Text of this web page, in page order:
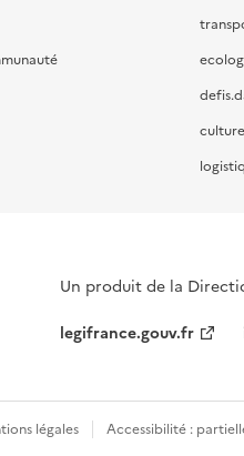
Un produit de la
legifrance.gouv.fr
légales Accessibilité :